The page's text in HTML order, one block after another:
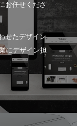
お任せくださ
せたデザイン
にデザイン担